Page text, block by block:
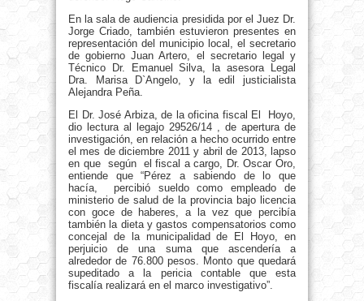
En la sala de audiencia presidida por el Juez Dr.
Jorge Criado, también estuvieron presentes en
representación del municipio local, el secretario
de gobierno Juan Artero, el secretario legal y
Técnico Dr. Emanuel Silva, la asesora Legal
Dra. Marisa D`Angelo, y la edil justicialista
Alejandra Peña.
El Dr. José Arbiza, de la oficina fiscal El Hoyo,
dio lectura al legajo 29526/14 , de apertura de
investigación, en relación a hecho ocurrido entre
el mes de diciembre 2011 y abril de 2013, lapso
en que según el fiscal a cargo, Dr. Oscar Oro,
entiende que “Pérez a sabiendo de lo que
hacía, percibió sueldo como empleado de
ministerio de salud de la provincia bajo licencia
con goce de haberes, a la vez que percibía
también la dieta y gastos compensatorios como
concejal de la municipalidad de El Hoyo, en
perjuicio de una suma que ascendería a
alrededor de 76.800 pesos. Monto que quedará
supeditado a la pericia contable que esta
fiscalía realizará en el marco investigativo”.